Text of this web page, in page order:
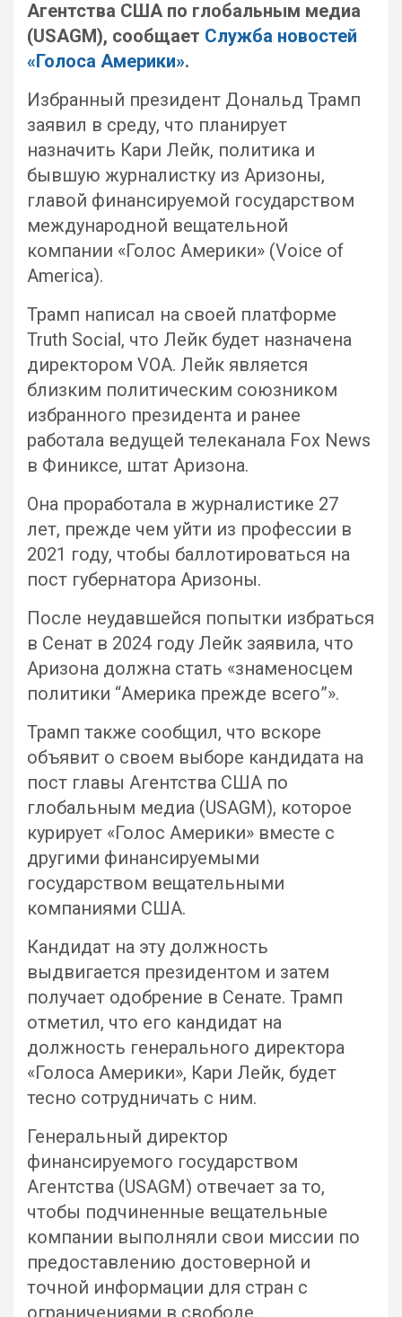
Агентства США по глобальным медиа
(USAGM), сообщает Служба новостей
«Голоса Америки».
Избранный президент Дональд Трамп
заявил в среду, что планирует
назначить Кари Лейк, политика и
бывшую журналистку из Аризоны,
главой финансируемой государством
международной вещательной
компании «Голос Америки» (Voice of
America).
Трамп написал на своей платформе
Truth Social, что Лейк будет назначена
директором VOA. Лейк является
близким политическим союзником
избранного президента и ранее
работала ведущей телеканала Fox News
в Финиксе, штат Аризона.
Она проработала в журналистике 27
лет, прежде чем уйти из профессии в
2021 году, чтобы баллотироваться на
пост губернатора Аризоны.
После неудавшейся попытки избраться
в Сенат в 2024 году Лейк заявила, что
Аризона должна стать «знаменосцем
политики “Америка прежде всего”».
Трамп также сообщил, что вскоре
объявит о своем выборе кандидата на
пост главы Агентства США по
глобальным медиа (USAGM), которое
курирует «Голос Америки» вместе с
другими финансируемыми
государством вещательными
компаниями США.
Кандидат на эту должность
выдвигается президентом и затем
получает одобрение в Сенате. Трамп
отметил, что его кандидат на
должность генерального директора
«Голоса Америки», Кари Лейк, будет
тесно сотрудничать с ним.
Генеральный директор
финансируемого государством
Агентства (USAGM) отвечает за то,
чтобы подчиненные вещательные
компании выполняли свои миссии по
предоставлению достоверной и
точной информации для стран с
ограничениями в свободе.